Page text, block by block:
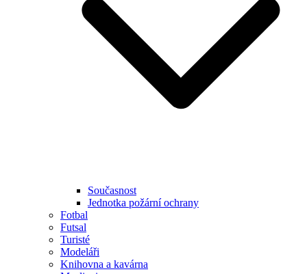
Současnost
Jednotka požární ochrany
Fotbal
Futsal
Turisté
Modeláři
Knihovna a kavárna